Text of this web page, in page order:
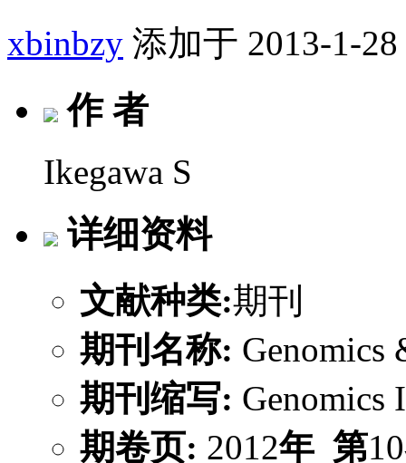
xbinbzy 添加于 2013-1-
作 者
Ikegawa S
详细资料
文献种类:期刊
期刊名称: Genomics
期刊缩写: Genomics
期卷页: 2012年 第10